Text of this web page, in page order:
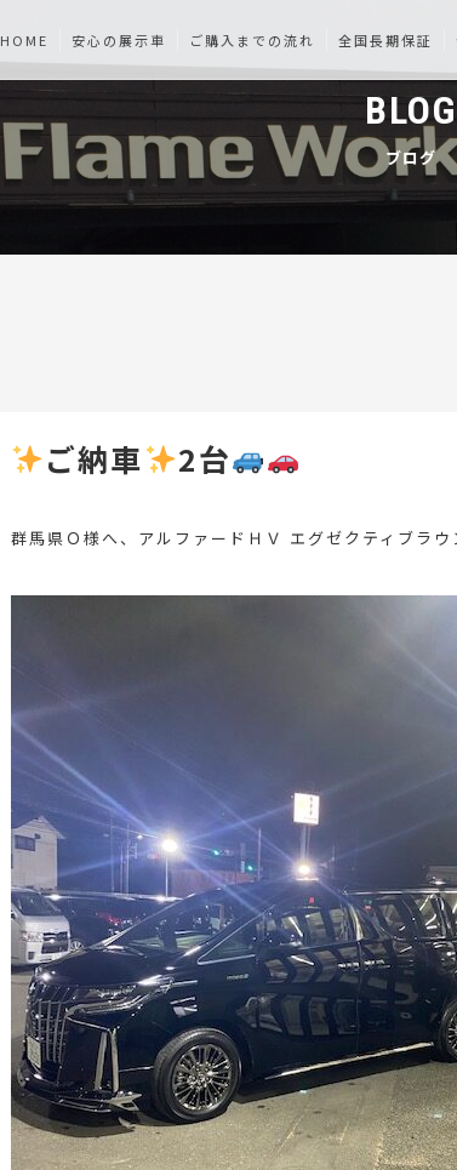
HOME 安心の展示車 ご購入までの流れ 全国長期保証
BLOG
ブログ
ご納車 2台
群馬県Ｏ様へ、アルファードＨＶ エグゼクティブラ